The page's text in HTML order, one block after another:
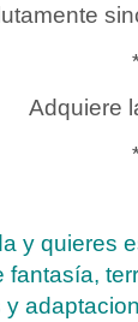
Adquiere
y quieres